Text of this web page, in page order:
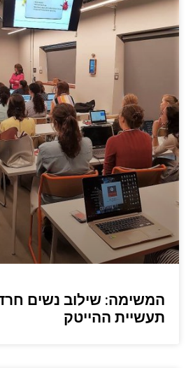
המשימה: שילוב נשים
תעשיית ההייטק